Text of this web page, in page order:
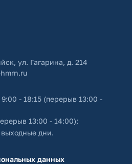
ул. Гагарина, д. 214
- 18:15 (перерыв 13:00 -
13:00 - 14:00);
выходные дни.
данных